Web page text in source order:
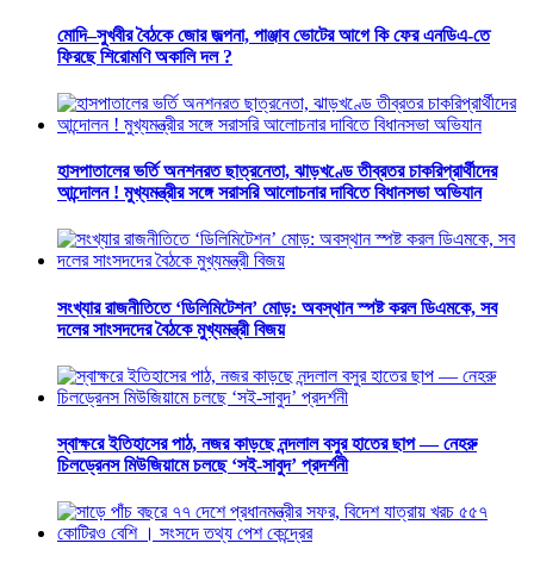
মোদি–সুখবীর বৈঠকে জোর জল্পনা, পাঞ্জাব ভোটের আগে কি ফের এনডিএ-তে
ফিরছে শিরোমণি অকালি দল ?
হাসপাতালের ভর্তি অনশনরত ছাত্রনেতা, ঝাড়খণ্ডে তীব্রতর চাকরিপ্রার্থীদের
আন্দোলন ! মুখ্যমন্ত্রীর সঙ্গে সরাসরি আলোচনার দাবিতে বিধানসভা অভিযান
সংখ্যার রাজনীতিতে ‘ডিলিমিটেশন’ মোড়: অবস্থান স্পষ্ট করল ডিএমকে, সব
দলের সাংসদদের বৈঠকে মুখ্যমন্ত্রী বিজয়
স্বাক্ষরে ইতিহাসের পাঠ, নজর কাড়ছে নন্দলাল বসুর হাতের ছাপ — নেহরু
চিলড্রেনস মিউজিয়ামে চলছে ‘সই-সাবুদ’ প্রদর্শনী